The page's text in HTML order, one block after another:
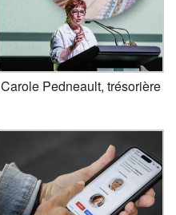
Carole Pedneault, trésorière